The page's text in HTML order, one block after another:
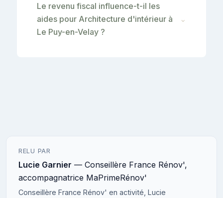
Le revenu fiscal influence-t-il les
aides pour Architecture d'intérieur à
Le Puy-en-Velay ?
⌄
RELU PAR
Lucie Garnier — Conseillère France Rénov',
accompagnatrice MaPrimeRénov'
Conseillère France Rénov' en activité, Lucie